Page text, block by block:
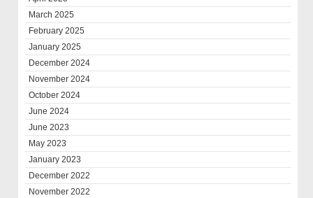
March 2025
February 2025
January 2025
December 2024
November 2024
October 2024
June 2024
June 2023
May 2023
January 2023
December 2022
November 2022